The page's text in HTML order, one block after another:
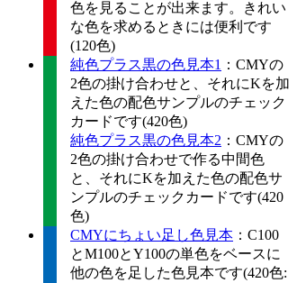
色を見ることが出来ます。きれい
な色を求めるときには便利です
(120色)
純色プラス黒の色見本1 ：CMYの
2色の掛け合わせと、それにKを加
えた色の配色サンプルのチェック
カードです(420色)
純色プラス黒の色見本2 ：CMYの
2色の掛け合わせで作る中間色
と、それにKを加えた色の配色サ
ンプルのチェックカードです(420
色)
CMYにちょい足し色見本 ：C100
とM100とY100の単色をベースに
他の色を足した色見本です(420色: